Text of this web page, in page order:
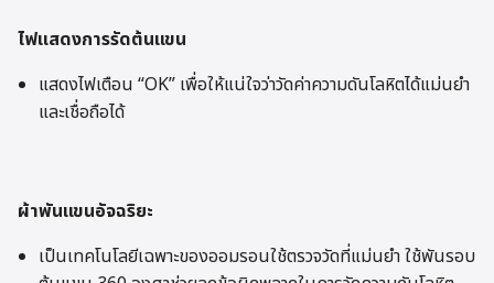
ไฟแสดงการรัดต้นแขน
แสดงไฟเตือน “OK” เพื่อให้แน่ใจว่าวัดค่าความดันโลหิตได้แม่นยำ
และเชื่อถือได้
ผ้าพันแขนอัจฉริยะ
เป็นเทคโนโลยีเฉพาะของออมรอนใช้ตรวจวัดที่แม่นยำ ใช้พันรอบ